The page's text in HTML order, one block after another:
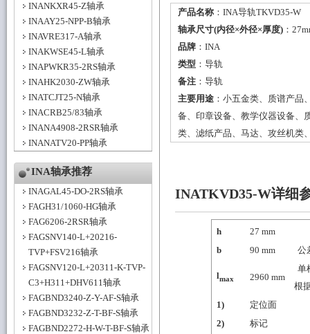
INANKXR45-Z轴承
INAAY25-NPP-B轴承
INAVRE317-A轴承
INAKWSE45-L轴承
INAPWKR35-2RS轴承
INAHK2030-ZW轴承
INATCJT25-N轴承
INACRB25/83轴承
INANA4908-2RSR轴承
INANATV20-PP轴承
INA轴承推荐
INAGAL45-DO-2RS轴承
FAGH31/1060-HG轴承
FAG6206-2RSR轴承
FAGSNV140-L+20216-
TVP+FSV216轴承
FAGSNV120-L+20311-K-TVP-
C3+H311+DHV611轴承
FAGBND3240-Z-Y-AF-S轴承
FAGBND3232-Z-T-BF-S轴承
FAGBND2272-H-W-T-BF-S轴承
产品名称 ：INA导轨TKVD35-W
轴承尺寸(内径×外径×厚度) ：
品牌 ： INA
类型 ： 导轨
备注 ：导轨
主要用途 ：小五金类、质谱产品
备、印章设备、教学仪器设备、
类、滤纸产品、马达、攻丝机类
INATKVD35-W详细
h 27 mm
b
90 mm 公
lmax 2960 mm
单
根
1)
定位面
2)
标记